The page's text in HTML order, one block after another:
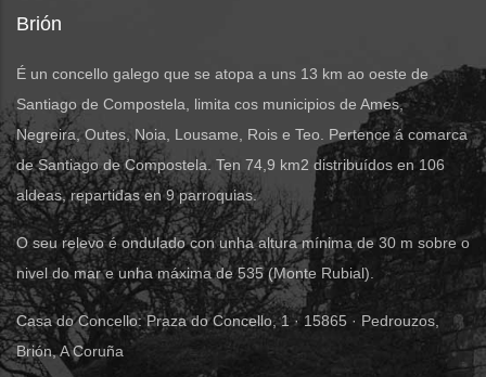
Brión
É un concello galego que se atopa a uns 13 km ao oeste de
Santiago de Compostela, limita cos municipios de Ames,
Negreira, Outes, Noia, Lousame, Rois e Teo. Pertence á comarca
de Santiago de Compostela. Ten 74,9 km2 distribuídos en 106
aldeas, repartidas en 9 parroquias.
O seu relevo é ondulado con unha altura mínima de 30 m sobre o
nivel do mar e unha máxima de 535 (Monte Rubial).
Casa do Concello: Praza do Concello, 1 · 15865 · Pedrouzos,
Brión, A Coruña